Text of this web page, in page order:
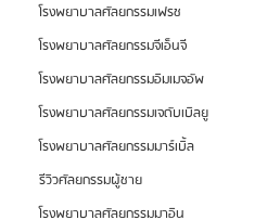
โรงพยาบาลศัลยกรรมเฟรช
โรงพยาบาลศัลยกรรมจีเอ็นจี
โรงพยาบาลศัลยกรรมอิมเมจอัพ
โรงพยาบาลศัลยกรรมเจดับเบิลยู
โรงพยาบาลศัลยกรรมมาร์เบิ้ล
รีวิวศัลยกรรมผู้ชาย
โรงพยาบาลศัลยกรรมมาอิน